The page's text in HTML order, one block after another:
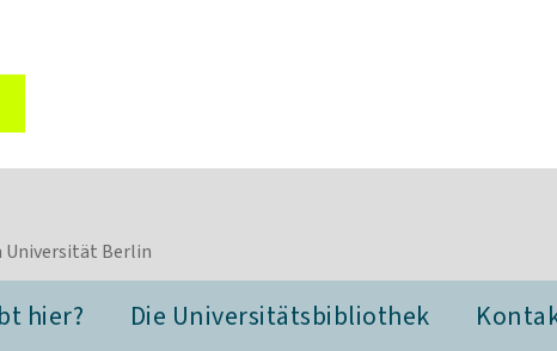
Universität Berlin
hier? Die Universitätsbibliothek